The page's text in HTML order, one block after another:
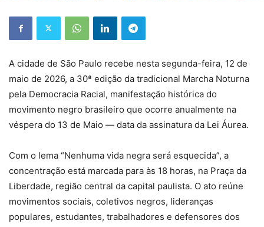
A cidade de São Paulo recebe nesta segunda-feira, 12 de
maio de 2026, a 30ª edição da tradicional Marcha Noturna
pela Democracia Racial, manifestação histórica do
movimento negro brasileiro que ocorre anualmente na
véspera do 13 de Maio — data da assinatura da Lei Áurea.
Com o lema “Nenhuma vida negra será esquecida”, a
concentração está marcada para às 18 horas, na Praça da
Liberdade, região central da capital paulista. O ato reúne
movimentos sociais, coletivos negros, lideranças
populares, estudantes, trabalhadores e defensores dos